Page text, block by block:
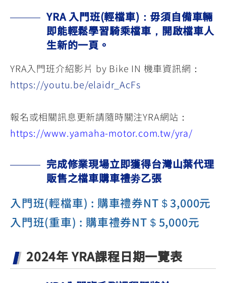
MT-
03
251~549
MT-
15
RS NEO
125
YRA 入門班(輕檔車)：毋須自備車輛
即能輕鬆學習騎乘檔車，開啟檔車人
生新的一頁。
YRA入門班介紹影片 by Bike IN 機車資訊網：
https://youtu.be/elaidr_AcFs
報名或相關訊息更新請隨時關注YRA網站：
https://www.yamaha-motor.com.tw/yra/
完成修業現場立即獲得台灣山葉代理
販售之檔車購車禮劵乙張
入門班(輕檔車) : 購車禮券NT＄3,000元
入門班(重車) : 購車禮券NT＄5,000元
2024年 YRA課程日期一覽表